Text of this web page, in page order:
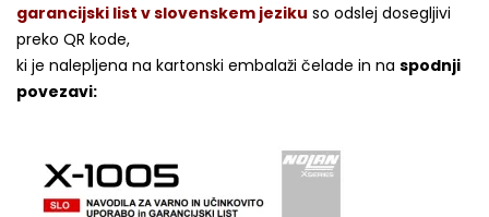
garancijski list v slovenskem jeziku so odslej dosegljivi
preko QR kode,
ki je nalepljena na kartonski embalaži čelade in na spodnji
povezavi: